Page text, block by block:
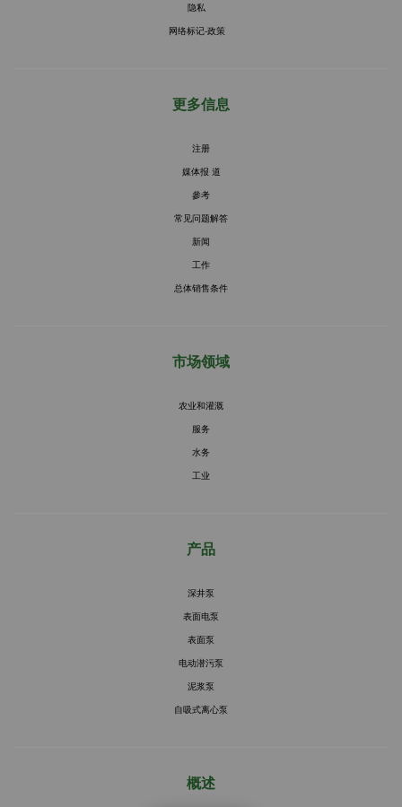
隐私
网络标记-政策
更多信息
注册
媒体报 道
參考
常见问题解答
新闻
工作
总体销售条件
市场领域
农业和灌溉
服务
水务
工业
产品
深井泵
表面电泵
表面泵
电动潜污泵
泥浆泵
自吸式离心泵
概述